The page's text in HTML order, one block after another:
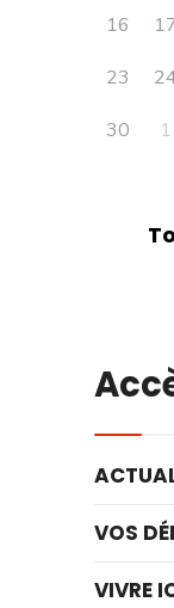
16
23
30
1
VOS
VIVRE